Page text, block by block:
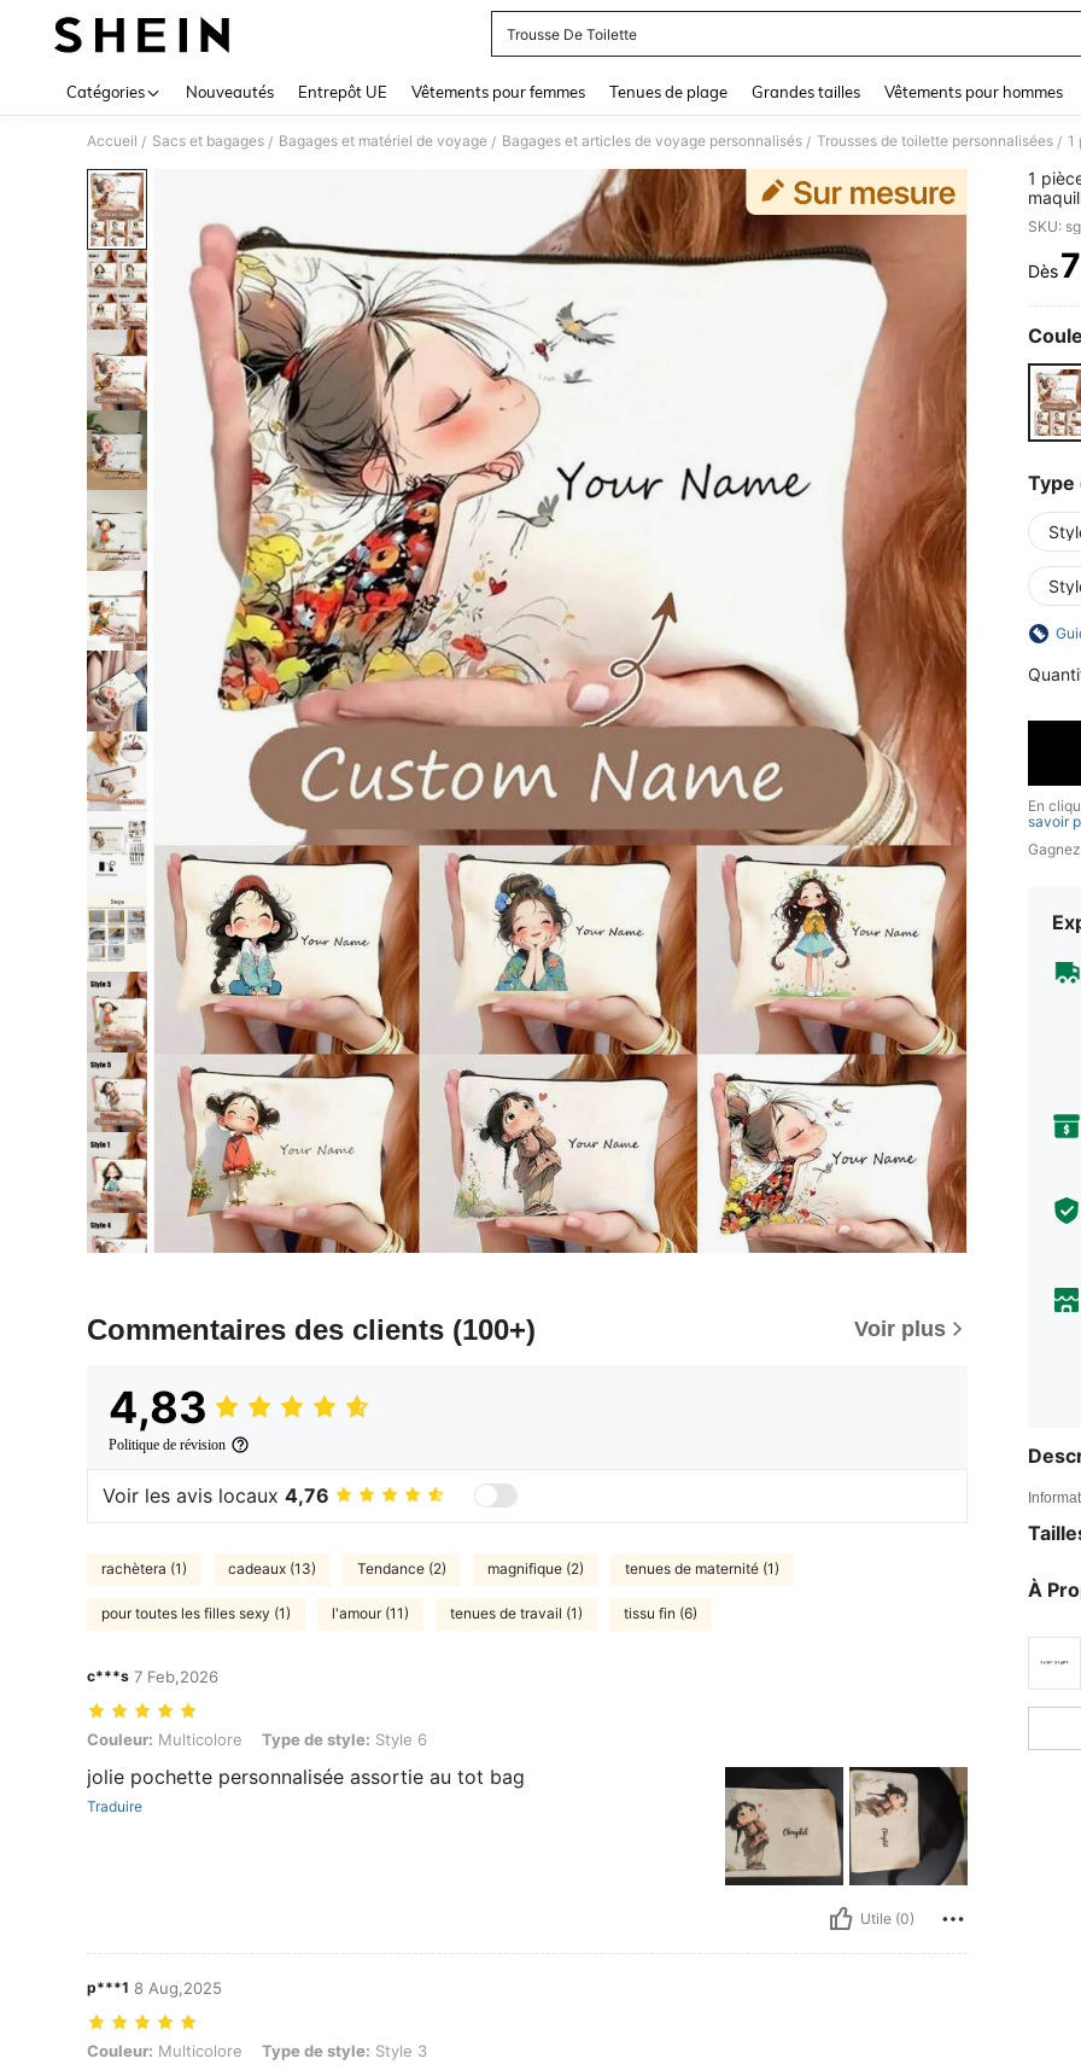
Trousse De Toilette
Catégories Nouveautés Entrepôt UE Vêtements pour femmes Tenues de plage Grandes tailles Vêtements pour hommes
Accueil / Sacs et bagages / Bagages et matériel de voyage / Bagages et articles de voyage personnalisés / Trousses de toilette personnalisées /
Commentaires des clients (100+) Voir plus
4,83
Politique de révision
Voir les avis locaux 4,76
rachètera (1) cadeaux (13) Tendance (2) magnifique (2) tenues de maternité (1)
pour toutes les filles sexy (1) l'amour (11) tenues de travail (1) tissu fin (6)
c***s 7 Feb,2026
Couleur: Multicolore, Type de style: Style 6
Couleur: Multicolore Type de style: Style 6
jolie pochette personnalisée assortie au tot bag
Traduire
Utile (0)
p***1 8 Aug,2025
Couleur: Multicolore, Type de style: Style 3
Couleur: Multicolore Type de style: Style 3
1
étui
fêtes)
SKU:
Dès7
Type
En
savoir
À